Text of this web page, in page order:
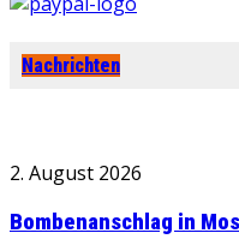
Nachrichten
2. August 2026
Bombenanschlag in